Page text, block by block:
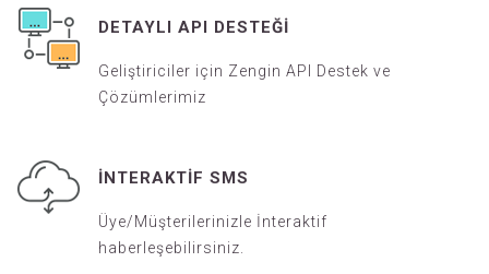
DETAYLI API DESTEĞI
Geliştiriciler için Zengin API Destek ve
Çözümlerimiz
İNTERAKTIF SMS
Üye/Müşterilerinizle İnteraktif
haberleşebilirsiniz.